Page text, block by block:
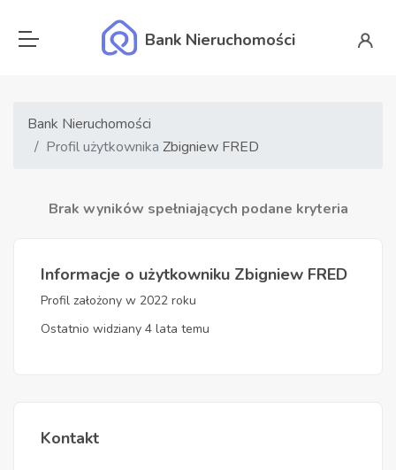
Bank Nieruchomości
Bank Nieruchomości
Profil użytkownika Zbigniew FRED
Brak wyników spełniających podane kryteria
Informacje o użytkowniku Zbigniew FRED
Profil założony w 2022 roku
Ostatnio widziany 4 lata temu
Kontakt